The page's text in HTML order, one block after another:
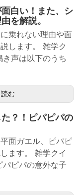
白い！また、シ
を解説。
乗れない理由や面
します。 雑学ク
声は以下のうち
む
？！ピパピパの
面ガエル、ピパピ
ます。 雑学クイ
ピパの意外な子